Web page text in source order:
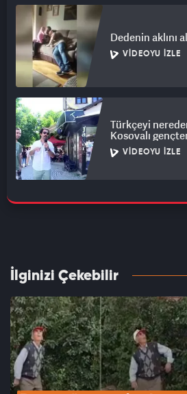
Dedenin aklını
VIDEOYU İZLE
Türkçeyi
Kosovalı
VIDEOYU İZLE
İlginizi Çekebilir